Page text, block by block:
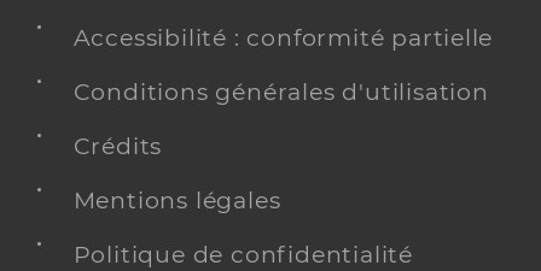
Accessibilité : conformité partielle
Conditions générales d'utilisation
Crédits
Mentions légales
Politique de confidentialité